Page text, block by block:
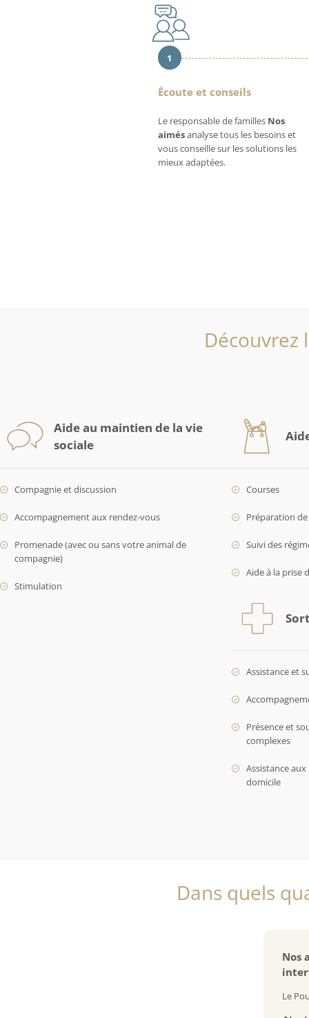
1
Écoute et conseils
Le responsable de familles Nos
aimésanalyse tous les besoins et
vous conseille sur les solutions les
mieux adaptées.
Découvrez
Aide au maintien de la vie
sociale
Compagnie et discussion
Accompagnement aux rendez-vous
Promenade (avec ou sans votre animal de
compagnie)
Stimulation
Courses
Préparation
Suivi des
Aide à la prise
Assistance et
Présence et
complexes
Assistance
domicile
Dans quels
Nos
Le